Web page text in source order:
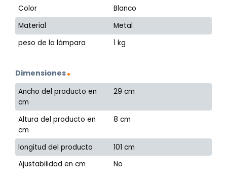
Color
Blanco
Material
Metal
peso de la lámpara
1 kg
Dimensiones
Ancho del producto en
cm
29 cm
Altura del producto en
cm
8 cm
longitud del producto
101 cm
Ajustabilidad en cm
No